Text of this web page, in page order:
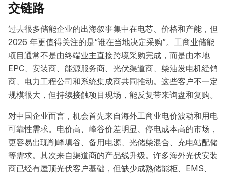
交链路
过去很多储能企业的出海叙事集中在电芯、价格和产能，但
2026 年更值得关注的是“谁在当地决定采购”。工商业储能
项目通常不是由终端业主直接跨境采购完成，而是由本地
EPC、安装商、能源服务商、光伏渠道商、柴油发电机经销
商、电力工程公司和系统集成商共同推动。这些客户不一定
规模很大，但持续接触项目现场，能反复带来询盘和复购。
对中国企业而言，机会首先来自海外工商业电价波动和用电
可靠性需求。电价高、峰谷价差明显、停电成本高的市场，
更容易出现削峰填谷、备用电源、光储柴混合、充电站配储
等需求。其次来自渠道商的产品线升级。许多海外光伏安装
商已经有屋顶光伏客户基础，但缺少成熟储能柜、EMS、